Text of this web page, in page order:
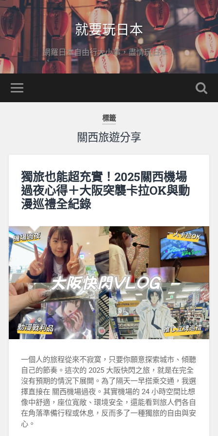
就要玩日本
網羅日本自由行大小事，盡情玩日本！
標籤
關西旅遊分享
獨旅也能超充實！2025關西機場
過夜心得＋大阪突襲卡拉OK與動
漫巡禮全紀錄
一個人的旅程從來不寂寞，只要你願意探索城市、傾聽
自己的節奏。這次的 2025 大阪快閃之旅，就是在完全
沒有預期的情況下展開。為了隔天一早搭乘交通，我選
擇直接在 關西機場過夜。其實機場的 24 小時空間比想
像中舒適，座位寬敞、環境安全，還能看到旅人們各自
在角落準備行程或休息，反而多了一種獨旅的自由與安
心。